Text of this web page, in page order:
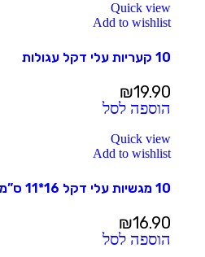
Quick view
Add to wishlist
10 קעריות עלי דקל עגולות
₪19.90
הוספה לסל
Quick view
Add to wishlist
10 מגשיות עלי דקל 16*11 ס”מ
₪16.90
הוספה לסל